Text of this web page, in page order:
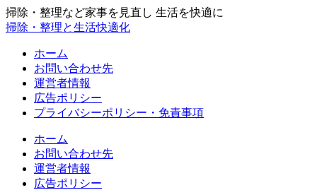
掃除・整理など家事を見直し 生活を快適に
掃除・整理と生活快適化
ホーム
お問い合わせ先
運営者情報
広告ポリシー
プライバシーポリシー・免責事項
ホーム
お問い合わせ先
運営者情報
広告ポリシー